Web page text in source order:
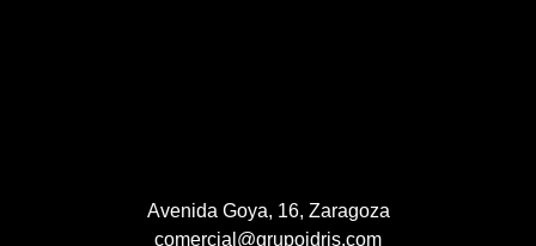
Avenida Goya, 16, Zaragoza
comercial@grupoidris.com